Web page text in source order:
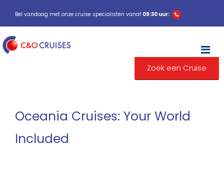
Bel vandaag met onze cruise specialisten vanaf 09:30 uur:
Zoek een Cruise
Oceania Cruises: Your World
Included